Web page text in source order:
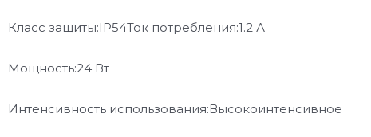
Класс защиты:IP54Ток потребления:1.2 А
Мощность:24 Вт
Интенсивность использования:Высокоинтенсивное